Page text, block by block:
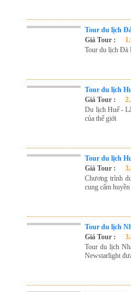
Tour du lịch
Giá Tour :
Tour du lịch Đà
Tour du lịch
Giá Tour :
Du lịch Huế -
của thế giới
Tour du lịch
Giá Tour :
Chương trình
cung cấm
Tour du lịch
Giá Tour :
Tour du lịch
Newstarlight